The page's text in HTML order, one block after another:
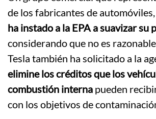
de los fabricantes de automóviles,
ha instado a la EPA a suavizar su
considerando que no es
Tesla también ha solicitado a la
elimine los créditos que los
combustión interna pueden
con los objetivos de